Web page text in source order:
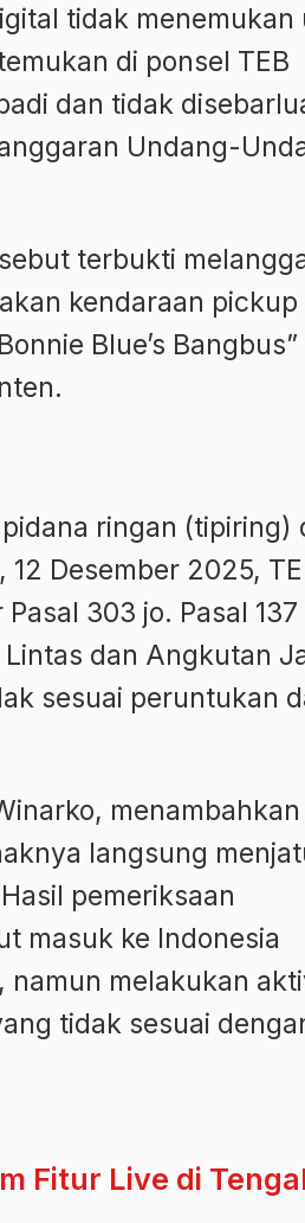
tidak menemukan
di ponsel TEB
dan tidak
Undang-
terbukti
kendaraan pickup
Blue’s
ringan (tipiring)
Desember 2025,
303 jo. Pasal 137
dan Angkutan
sesuai peruntukan
langsung
pemeriksaan
masuk ke Indonesia
namun melakukan
tidak sesuai
Fitur Live di